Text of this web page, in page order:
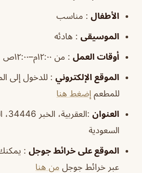
الأطفال : مناسب
الموسيقى : هادئه
أوقات العمل : من ١٢:٠٠م–١٢:٠٠ص
الموقع الإلكتروني : للدخول إلى
للمطعم إضغط هنا
العنوان
السعودية
الموقع على خرائط جوجل :
عبر خرائط جوجل من هنا